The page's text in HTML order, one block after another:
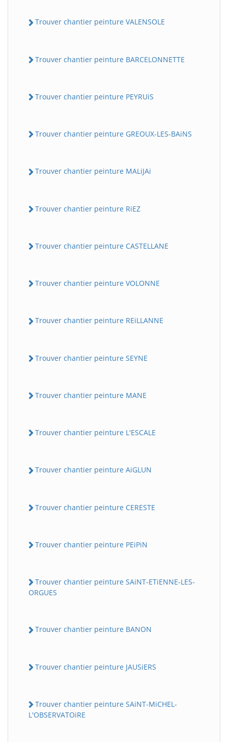
Trouver chantier peinture VALENSOLE
Trouver chantier peinture BARCELONNETTE
Trouver chantier peinture PEYRUiS
Trouver chantier peinture GREOUX-LES-BAiNS
Trouver chantier peinture MALiJAi
Trouver chantier peinture RiEZ
Trouver chantier peinture CASTELLANE
Trouver chantier peinture VOLONNE
Trouver chantier peinture REiLLANNE
Trouver chantier peinture SEYNE
Trouver chantier peinture MANE
Trouver chantier peinture L'ESCALE
Trouver chantier peinture AiGLUN
Trouver chantier peinture CERESTE
Trouver chantier peinture PEiPiN
Trouver chantier peinture SAiNT-ETiENNE-LES-
ORGUES
Trouver chantier peinture BANON
Trouver chantier peinture JAUSiERS
Trouver chantier peinture SAiNT-MiCHEL-
L'OBSERVATOiRE